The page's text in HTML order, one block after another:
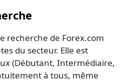
recherche de Forex.com
du secteur. Elle est
(Débutant, Intermédiaire,
à tous, même